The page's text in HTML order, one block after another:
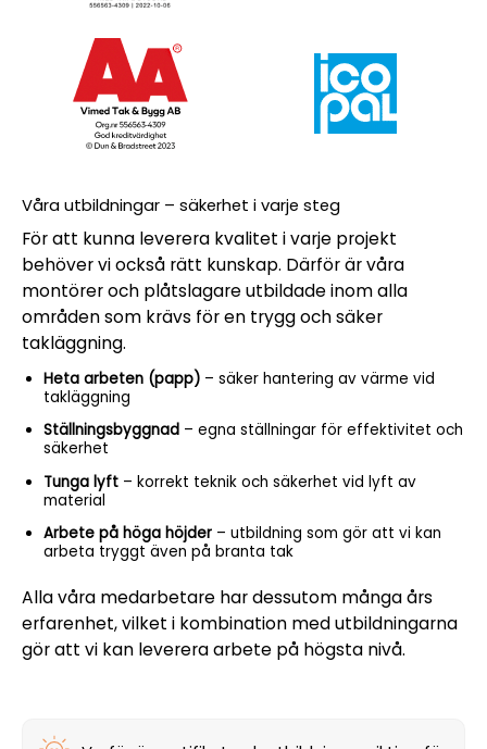
Våra utbildningar – säkerhet i varje steg
För att kunna leverera kvalitet i varje projekt
behöver vi också rätt kunskap. Därför är våra
montörer och plåtslagare utbildade inom alla
områden som krävs för en trygg och säker
takläggning.
Heta arbeten (papp) – säker hantering av värme vid
takläggning
Ställningsbyggnad – egna ställningar för effektivitet och
säkerhet
Tunga lyft – korrekt teknik och säkerhet vid lyft av
material
Arbete på höga höjder – utbildning som gör att vi kan
arbeta tryggt även på branta tak
Alla våra medarbetare har dessutom många års
erfarenhet, vilket i kombination med utbildningarna
gör att vi kan leverera arbete på högsta nivå.